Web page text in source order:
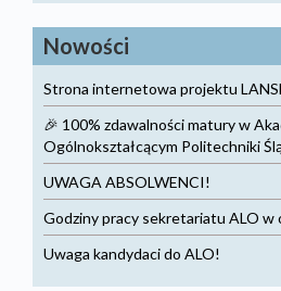
Nowości
Strona internetowa projektu
🎉 100% zdawalności matury w
Ogólnokształcącym Politechniki
UWAGA ABSOLWENCI!
Godziny pracy sekretariatu ALO w
Uwaga kandydaci do ALO!